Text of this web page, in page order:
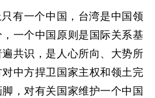
有一个中国，台湾是中国领
一个中国原则是国际关系基
共识，是人心所向、大势所
中方捍卫国家主权和领土完
，对有关国家维护一个中国